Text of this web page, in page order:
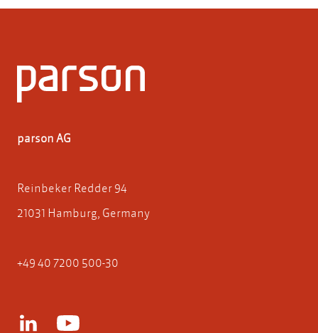
parson AG
Reinbeker Redder 94
21031 Hamburg, Germany
+49 40 7200 500-30